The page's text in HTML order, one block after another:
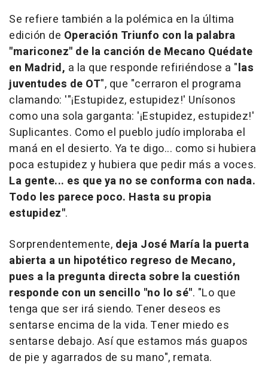
Se refiere también a la polémica en la última
edición de Operación Triunfo con la palabra
"mariconez" de la canción de Mecano Quédate
en Madrid, a la que responde refiriéndose a "las
juventudes de OT", que "cerraron el programa
clamando: '"¡Estupidez, estupidez!' Unísonos
como una sola garganta: '¡Estupidez, estupidez!'
Suplicantes. Como el pueblo judío imploraba el
maná en el desierto. Ya te digo... como si hubiera
poca estupidez y hubiera que pedir más a voces.
La gente... es que ya no se conforma con nada.
Todo les parece poco. Hasta su propia
estupidez".
Sorprendentemente, deja José María la puerta
abierta a un hipotético regreso de Mecano,
pues a la pregunta directa sobre la cuestión
responde con un sencillo "no lo sé". "Lo que
tenga que ser irá siendo. Tener deseos es
sentarse encima de la vida. Tener miedo es
sentarse debajo. Así que estamos más guapos
de pie y agarrados de su mano", remata.